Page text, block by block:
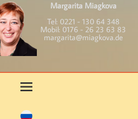
Margarita Miagkova
Tel: 0221 - 130 64 348
Mobil: 0176 - 26 23 63 83
margarita@miagkova.de